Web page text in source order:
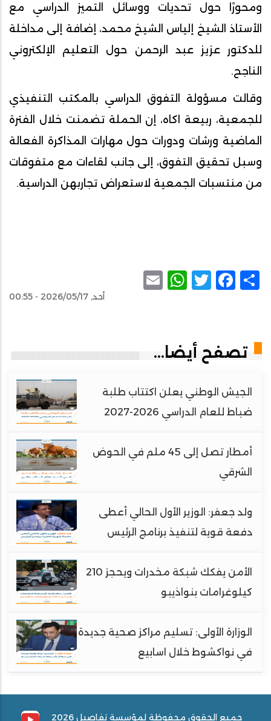
ومحورًا حول تحديات ووسائل التميز الدراسي مع
الأستاذ الشيخ إلياس الشيخ محمد، إضافة إلى مداخلة
للدكتور عزيز عبد الرحمن حول التعليم الإلكتروني
الناجح.
وقالت مسؤولة التفوق الدراسي بالمكتب التنفيذي
للجمعية، ربيعة اكاه، إن الحملة تضمنت خلال الفترة
الماضية ورشات ودورات حول مهارات المذاكرة الفعالة
وسبل تحقيق التفوق، إلى جانب لقاءات مع متفوقات
من منتسبات الجمعية لاستعراض تجاربهن الدراسية.
Share
Facebook
Twitter
WhatsApp
أحد, 2026/05/17 - 00:55
تصفح أيضا...
الجيش الوطني يعلن اكتتاب طلبة
ضباط للعام الدراسي 2026-2027
أمطار تصل إلى 45 ملم في الحوض
الشرقي
ولد جعفر: الوزير الأول الحالي أعطى
دفعة قوية لتنفيذ برنامج الرئيس
الأمن يفكك شبكة مخدرات ويحجز 210
كيلوغرامات بنواذيبو
الوزارة الأولى: تسليم مراكز صحية جديدة
في نواكشوط خلال اسابيع
جميع الحقوق محفوظة لمؤسسة تفاصيل 2026